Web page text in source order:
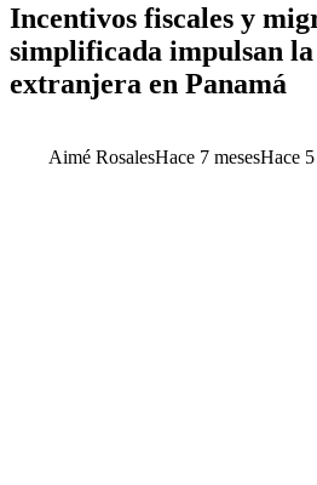
Incentivos fiscales y
simplificada impulsan
extranjera en Panamá
Aimé RosalesHace 7 mesesHace 5